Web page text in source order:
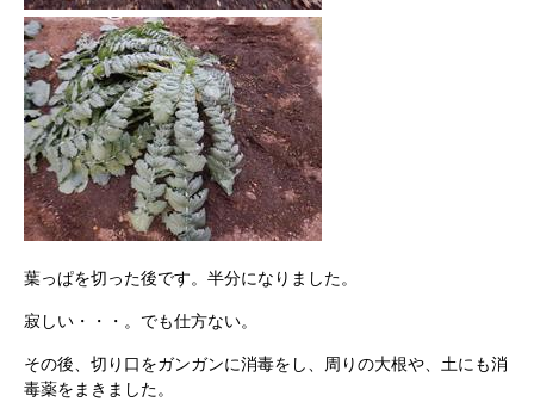
葉っぱを切った後です。半分になりました。
寂しい・・・。でも仕方ない。
その後、切り口をガンガンに消毒をし、周りの大根や、土にも消
毒薬をまきました。